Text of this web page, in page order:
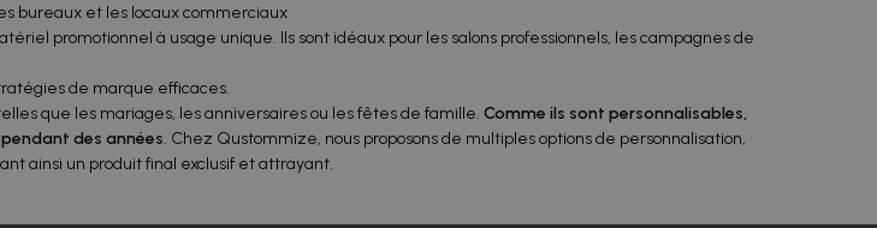
bureaux et les locaux commerciaux
promotionnel à usage unique. Ils sont idéaux pour les salons professionnels, les campagnes de
de marque efficaces.
que les mariages, les anniversaires ou les fêtes de famille. Comme ils sont personnalisables,
des années. Chez Qustommize, nous proposons de multiples options de personnalisation,
ainsi un produit final exclusif et attrayant.